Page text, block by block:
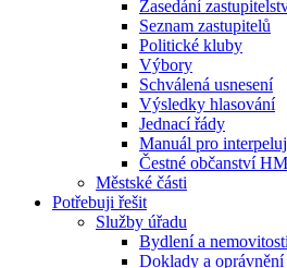
Zasedání
Seznam zastupitelů
Politické kluby
Výbory
Schválená usnesení
Výsledky hlasování
Jednací řády
Manuál pro
Čestné občanství
Městské části
Potřebuji řešit
Služby úřadu
Bydlení a nemovitosti
Doklady a oprávnění